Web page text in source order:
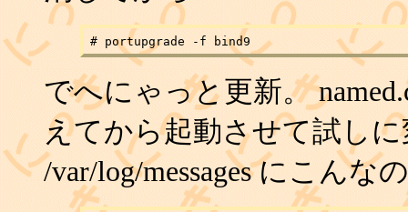
でへにゃっと更新。
えてから起動させて試し
/var/log/messages にこんな